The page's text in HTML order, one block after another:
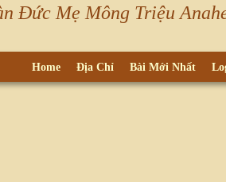
Đức Mẹ Mông Triệu
Home Địa Chỉ Bài Mới Nhất